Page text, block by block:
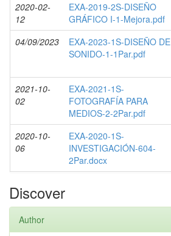
2020-02-
12
EXA-2019-2S-DISEÑO
GRÁFICO I-1-Mejora.pdf
04/09/2023
EXA-2023-1S-DISEÑO DE
SONIDO-1-1Par.pdf
2021-10-
02
EXA-2021-1S-
FOTOGRAFÍA PARA
MEDIOS-2-2Par.pdf
2020-10-
06
EXA-2020-1S-
INVESTIGACIÓN-604-
2Par.docx
Discover
Author